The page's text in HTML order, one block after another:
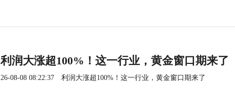
利润大涨超100%！这一行业，黄金窗口期来了
26-08-08 08:22:37 利润大涨超100%！这一行业，黄金窗口期来了